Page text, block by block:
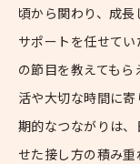
頃から関わり、成
サポートを任せて
の節目を教えても
活や大切な時間に
期的なつながりは
せた接し方の積み